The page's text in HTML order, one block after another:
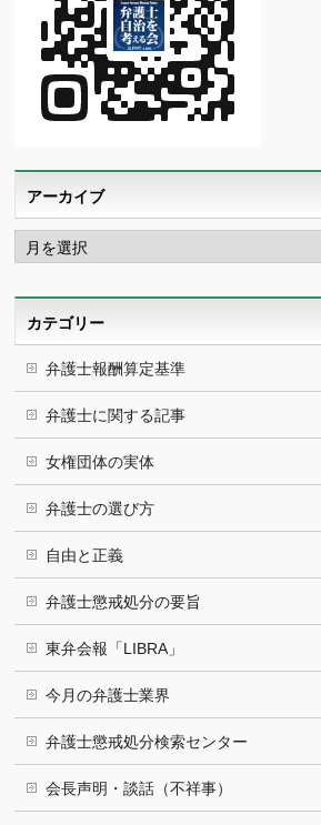
アーカイブ
ア
ー
カ
カテゴリー
弁護士報酬算定基準
弁護士に関する記事
女権団体の実体
弁護士の選び方
自由と正義
弁護士懲戒処分の要旨
東弁会報「LIBRA」
今月の弁護士業界
弁護士懲戒処分検索センター
会長声明・談話（不祥事）